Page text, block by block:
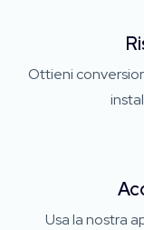
Ottieni
Usa la nostra